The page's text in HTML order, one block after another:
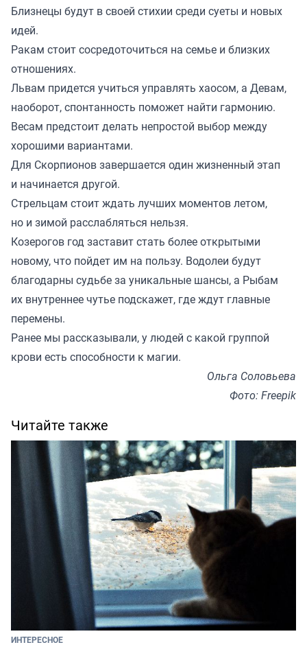
Близнецы будут в своей стихии среди суеты и новых
идей.
Ракам стоит сосредоточиться на семье и близких
отношениях.
Львам придется учиться управлять хаосом, а Девам,
наоборот, спонтанность поможет найти гармонию.
Весам предстоит делать непростой выбор между
хорошими вариантами.
Для Скорпионов завершается один жизненный этап
и начинается другой.
Стрельцам стоит ждать лучших моментов летом,
но и зимой расслабляться нельзя.
Козерогов год заставит стать более открытыми
новому, что пойдет им на пользу. Водолеи будут
благодарны судьбе за уникальные шансы, а Рыбам
их внутреннее чутье подскажет, где ждут главные
перемены.
Ранее мы рассказывали, у людей с какой группой
крови есть способности к магии.
Ольга Соловьева
Фото: Freepik
Читайте также
ИНТЕРЕСНОЕ